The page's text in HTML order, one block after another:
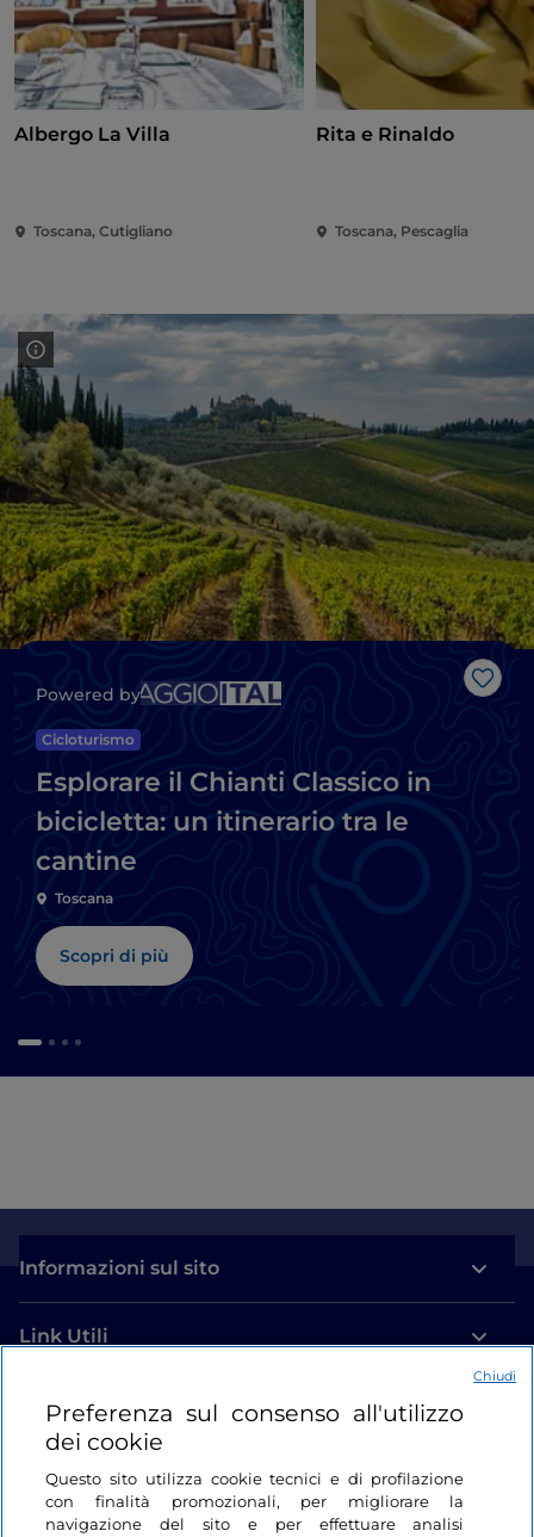
Albergo La Villa
Toscana, Cutigliano
Rita e Rinaldo
Toscana, Pescaglia
Like
Powered by
Cicloturismo
Esplorare il Chianti Classico in
bicicletta: un itinerario tra le
cantine
Toscana
Scopri di più
Informazioni sul sito
Link Utili
Login
Restiamo in contatto
Preferenza sul consenso all'utilizzo
dei cookie
Questo sito utilizza cookie tecnici e di profilazione
con finalità promozionali, per migliorare la
navigazione del sito e per effettuare analisi
Chiudi